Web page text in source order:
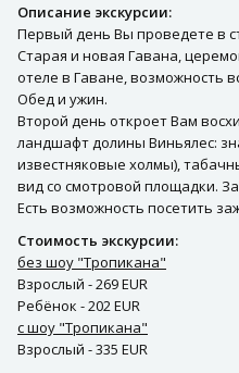
Описание экскурсии:
Первый день Вы проведете в
Старая и новая Гавана,
отеле в Гаване, возможность
Обед и ужин.
Второй день откроет Вам
ландшафт долины Виньялес:
известняковые холмы),
вид со смотровой площадки.
Есть возможность посетить
Стоимость экскурсии:
без шоу "Тропикана"
Взрослый - 269 EUR
Ребёнок - 202 EUR
c шоу "Тропикана"
Взрослый - 335 EUR